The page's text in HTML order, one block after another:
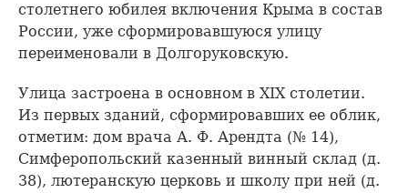
столетнего юбилея включения Крыма в состав
России, уже сформировавшуюся улицу
переименовали в Долгоруковскую.
Улица застроена в основном в XIX столетии.
Из первых зданий, сформировавших ее облик,
отметим: дом врача А. Ф. Арендта (№ 14),
Симферопольский казенный винный склад (д.
38), лютеранскую церковь и школу при ней (д.